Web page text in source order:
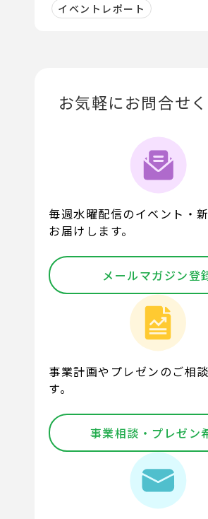
イベントレポート
お気軽にお問合せ
毎週水曜配信のイベント・
お届けします。
メールマガジン登
事業計画やプレゼンのご相
す。
事業相談・プレゼン